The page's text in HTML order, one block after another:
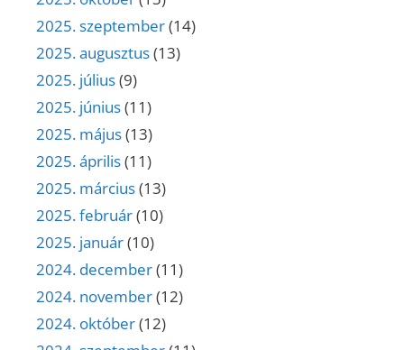
2025. szeptember(14)
2025. augusztus(13)
2025. július(9)
2025. június(11)
2025. május(13)
2025. április(11)
2025. március(13)
2025. február(10)
2025. január(10)
2024. december(11)
2024. november(12)
2024. október(12)